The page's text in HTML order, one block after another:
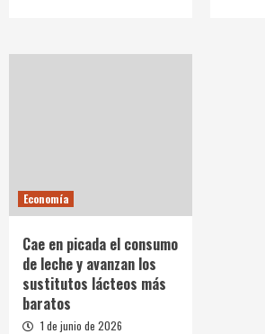
Economía
Cae en picada el consumo
de leche y avanzan los
sustitutos lácteos más
baratos
1 de junio de 2026